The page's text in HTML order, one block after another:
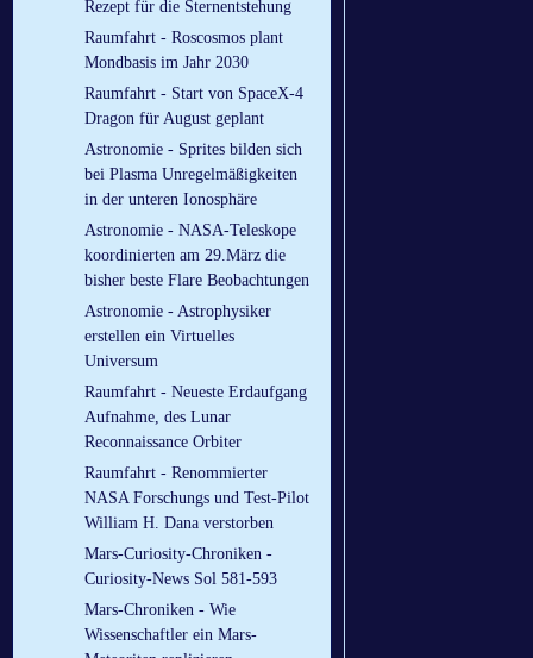
Rezept für die Sternentstehung
Raumfahrt - Roscosmos plant
Mondbasis im Jahr 2030
Raumfahrt - Start von SpaceX-4
Dragon für August geplant
Astronomie - Sprites bilden sich
bei Plasma Unregelmäßigkeiten
in der unteren Ionosphäre
Astronomie - NASA-Teleskope
koordinierten am 29.März die
bisher beste Flare Beobachtungen
Astronomie - Astrophysiker
erstellen ein Virtuelles
Universum
Raumfahrt - Neueste Erdaufgang
Aufnahme, des Lunar
Reconnaissance Orbiter
Raumfahrt - Renommierter
NASA Forschungs und Test-Pilot
William H. Dana verstorben
Mars-Curiosity-Chroniken -
Curiosity-News Sol 581-593
Mars-Chroniken - Wie
Wissenschaftler ein Mars-